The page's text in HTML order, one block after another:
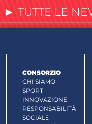
► TUTTE LE
CONSORZIO
CHI SIAMO
SPORT
INNOVAZIONE
RESPONSABILITÀ
SOCIALE